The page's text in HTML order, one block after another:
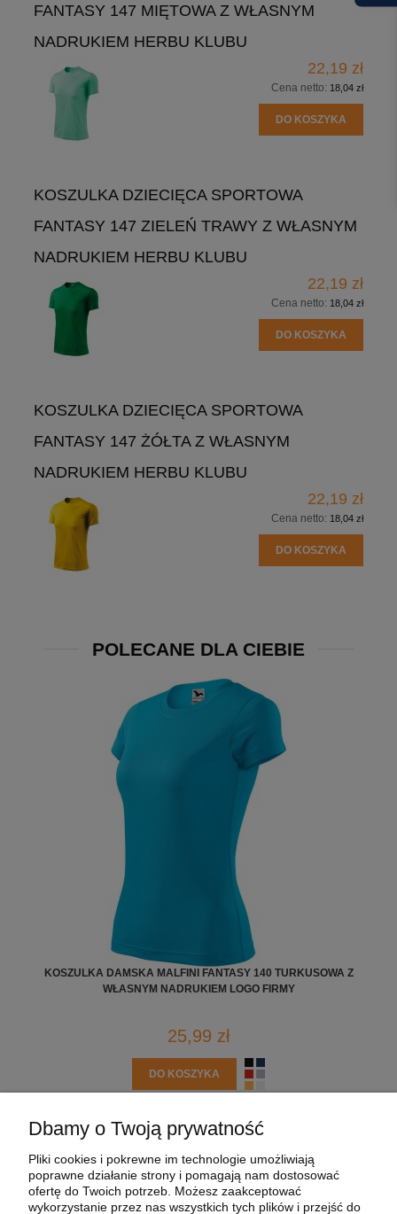
FANTASY 147 MIĘTOWA Z WŁASNYM
NADRUKIEM HERBU KLUBU
22,19 zł
Cena netto: 18,04 zł
DO KOSZYKA
KOSZULKA DZIECIĘCA SPORTOWA
FANTASY 147 ZIELEŃ TRAWY Z WŁASNYM
NADRUKIEM HERBU KLUBU
22,19 zł
Cena netto: 18,04 zł
DO KOSZYKA
KOSZULKA DZIECIĘCA SPORTOWA
FANTASY 147 ŻÓŁTA Z WŁASNYM
NADRUKIEM HERBU KLUBU
22,19 zł
Cena netto: 18,04 zł
DO KOSZYKA
POLECANE DLA CIEBIE
KOSZULKA DAMSKA MALFINI FANTASY 140 TURKUSOWA Z
WŁASNYM NADRUKIEM LOGO FIRMY
25,99 zł
DO KOSZYKA
MOJE KONTO
Dbamy o Twoją prywatność
Pliki cookies i pokrewne im technologie umożliwiają
poprawne działanie strony i pomagają nam dostosować
ofertę do Twoich potrzeb. Możesz zaakceptować
wykorzystanie przez nas wszystkich tych plików i przejść do